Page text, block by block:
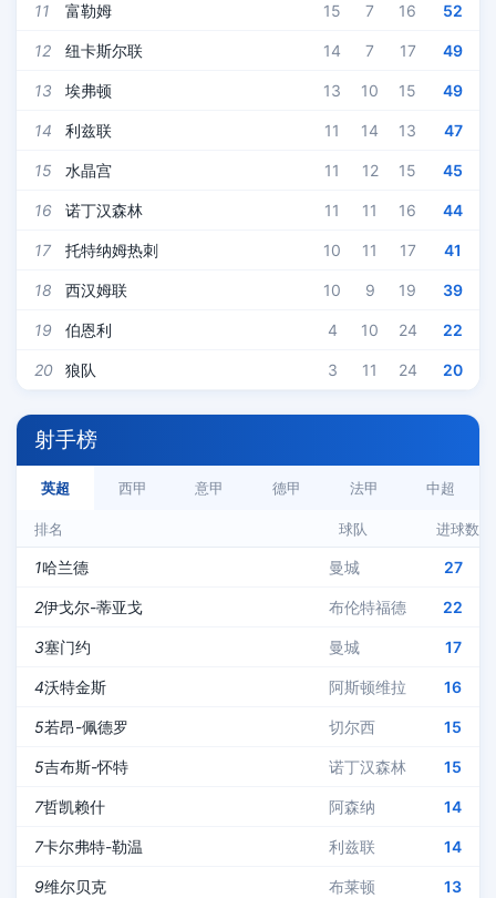
11 富勒姆 15 7 16 52
12 纽卡斯尔联 14 7 17 49
13 埃弗顿 13 10 15 49
14 利兹联 11 14 13 47
15 水晶宫 11 12 15 45
16 诺丁汉森林 11 11 16 44
17 托特纳姆热刺 10 11 17 41
18 西汉姆联 10 9 19 39
19 伯恩利 4 10 24 22
20 狼队 3 11 24 20
射手榜
英超 西甲 意甲 德甲 法甲 中超
排名 球队 进球数
1哈兰德 曼城 27
2伊戈尔-蒂亚戈 布伦特福德 22
3塞门约 曼城 17
4沃特金斯 阿斯顿维拉 16
5若昂-佩德罗 切尔西 15
5吉布斯-怀特 诺丁汉森林 15
7哲凯赖什 阿森纳 14
7卡尔弗特-勒温 利兹联 14
9维尔贝克 布莱顿 13